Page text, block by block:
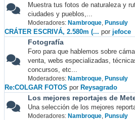
Muestra tus fotos de naturaleza y
ciudades y pueblos,...
Moderadores: Nambroque, Punsuly
CRÁTER ESCRIVÁ, 2.580m (... por jefoce
Fotografía
Foro para que hablemos sobre
venta, webs especializadas,
concursos, etc...
Moderadores: Nambroque, Punsuly
Re:COLGAR FOTOS por Reysagrado
Los mejores reportajes de
Una selección de los mejores
Moderadores: Nambroque, Punsuly